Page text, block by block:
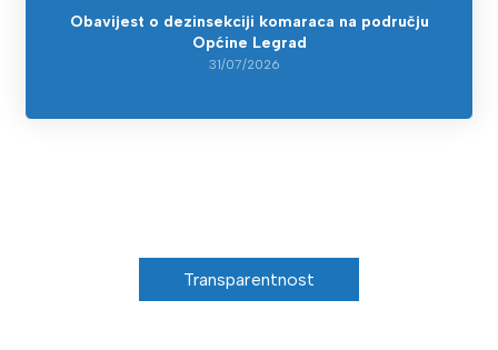
Obavijest o dezinsekciji komaraca na području
Općine Legrad
31/07/2026
Transparentnost